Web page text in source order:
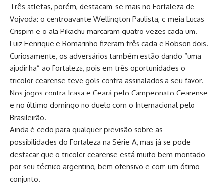
Três atletas, porém, destacam-se mais no Fortaleza de
Vojvoda: o centroavante Wellington Paulista, o meia Lucas
Crispim e o ala Pikachu marcaram quatro vezes cada um.
Luiz Henrique e Romarinho fizeram três cada e Robson dois.
Curiosamente, os adversários também estão dando “uma
ajudinha” ao Fortaleza, pois em três oportunidades o
tricolor cearense teve gols contra assinalados a seu favor.
Nos jogos contra Icasa e Ceará pelo Campeonato Cearense
e no último domingo no duelo com o Internacional pelo
Brasileirão.
Ainda é cedo para qualquer previsão sobre as
possibilidades do Fortaleza na Série A, mas já se pode
destacar que o tricolor cearense está muito bem montado
por seu técnico argentino, bem ofensivo e com um ótimo
conjunto.